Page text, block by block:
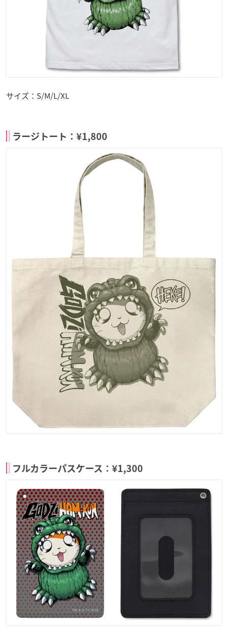
サイズ：S/M/L/XL
ラージトート：¥1,800
フルカラーパスケース：¥1,300